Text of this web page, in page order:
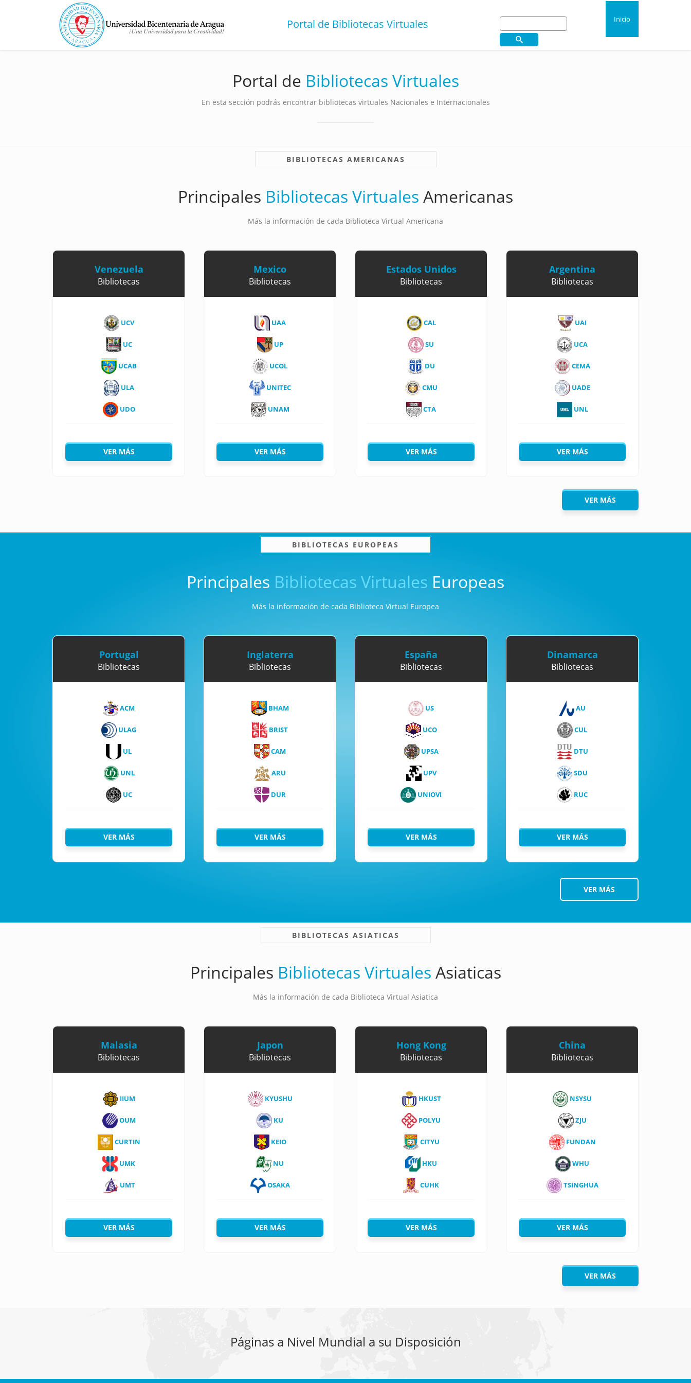
Portal de Bibliotecas Virtuales Inicio
Portal de Bibliotecas Virtuales
En esta sección podrás encontrar bibliotecas virtuales Nacionales e Internacionales
BIBLIOTECAS AMERICANAS
Principales Bibliotecas Virtuales Americanas
Más la información de cada Biblioteca Virtual Americana
Venezuela
Bibliotecas
UCV
UC
UCAB
ULA
UDO
VER MÁS
Mexico
Bibliotecas
UAA
UP
UCOL
UNITEC
UNAM
VER MÁS
Estados Unidos
Bibliotecas
CAL
SU
DU
CMU
CTA
VER MÁS
Argentina
Bibliotecas
UAI
UCA
CEMA
UADE
UNL
VER MÁS
VER MÁS
BIBLIOTECAS EUROPEAS
Principales Bibliotecas Virtuales Europeas
Más la información de cada Biblioteca Virtual Europea
Portugal
Bibliotecas
ACM
ULAG
UL
UNL
UC
VER MÁS
Inglaterra
Bibliotecas
BHAM
BRIST
CAM
ARU
DUR
VER MÁS
España
Bibliotecas
US
UCO
UPSA
UPV
UNIOVI
VER MÁS
Dinamarca
Bibliotecas
AU
CUL
DTU
SDU
RUC
VER MÁS
VER MÁS
BIBLIOTECAS ASIATICAS
Principales Bibliotecas Virtuales Asiaticas
Más la información de cada Biblioteca Virtual Asiatica
Malasia
Bibliotecas
IIUM
OUM
CURTIN
UMK
UMT
VER MÁS
Japon
Bibliotecas
KYUSHU
KU
KEIO
NU
OSAKA
VER MÁS
Hong Kong
Bibliotecas
HKUST
POLYU
CITYU
HKU
CUHK
VER MÁS
China
Bibliotecas
NSYSU
ZJU
FUNDAN
WHU
TSINGHUA
VER MÁS
VER MÁS
Páginas a Nivel Mundial a su Disposición